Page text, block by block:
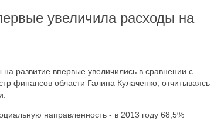
увеличила расходы на
на развитие впервые увеличились в сравнении с
финансов области Галина Кулаченко, отчитываясь
направленность - в 2013 году 68,5%